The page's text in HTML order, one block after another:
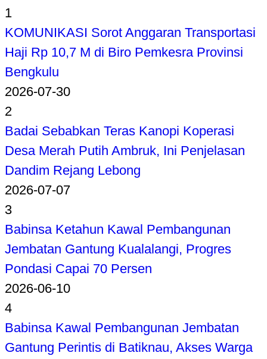
1
KOMUNIKASI Sorot Anggaran Transportasi
Haji Rp 10,7 M di Biro Pemkesra Provinsi
Bengkulu
2026-07-30
2
Badai Sebabkan Teras Kanopi Koperasi
Desa Merah Putih Ambruk, Ini Penjelasan
Dandim Rejang Lebong
2026-07-07
3
Babinsa Ketahun Kawal Pembangunan
Jembatan Gantung Kualalangi, Progres
Pondasi Capai 70 Persen
2026-06-10
4
Babinsa Kawal Pembangunan Jembatan
Gantung Perintis di Batiknau, Akses Warga